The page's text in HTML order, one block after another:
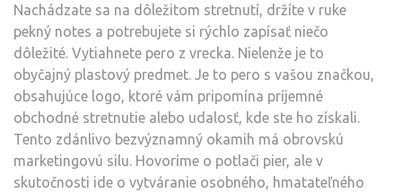
Nachádzate sa na dôležitom stretnutí, držíte v ruke
pekný notes a potrebujete si rýchlo zapísať niečo
dôležité. Vytiahnete pero z vrecka. Nielenže je to
obyčajný plastový predmet. Je to pero s vašou značkou,
obsahujúce logo, ktoré vám pripomína príjemné
obchodné stretnutie alebo udalosť, kde ste ho získali.
Tento zdánlivo bezvýznamný okamih má obrovskú
marketingovú silu. Hovoríme o potlači pier, ale v
skutočnosti ide o vytváranie osobného, hmatateľného